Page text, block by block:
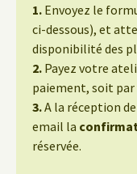
1. Envoyez le
ci-dessous), et
disponibilité des
2. Payez votre
paiement, soit
3.A la réception
email la
réservée.